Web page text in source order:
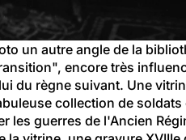
un autre angle de la
encore très
du règne suivant. Une
collection de soldats
les guerres de l'Ancien